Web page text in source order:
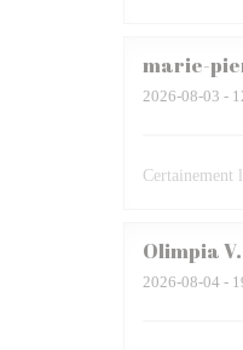
marie-
2026-08-03 -
Certainement
OlimpiaV
2026-08-04 -